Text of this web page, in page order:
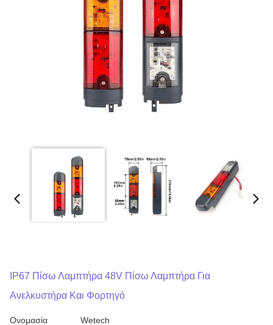
IP67 Πίσω Λαμπτήρα 48V Πίσω Λαμπτήρα Για
Ανελκυστήρα Και Φορτηγό
Ονομασία
Wetech